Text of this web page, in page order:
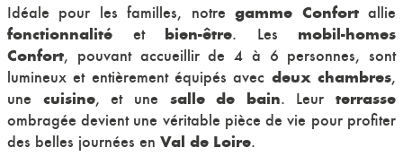
Idéale pour les familles, notregamme Confortallie
fonctionnalité et bien-être. Les mobil-homes
Confort, pouvant accueillir de 4 à 6 personnes, sont
lumineux et entièrement équipés avec deux chambres,
une cuisine, et une salle de bain. Leur terrasse
ombragée devient une véritable pièce de vie pour profiter
des belles journées en Val de Loire.